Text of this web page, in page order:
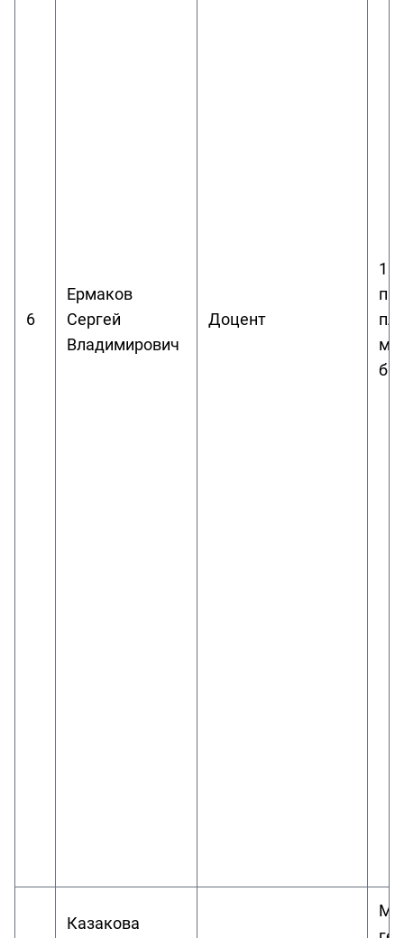
6
Ермаков
Сергей
Владимирович
Доцент
1.
Казакова